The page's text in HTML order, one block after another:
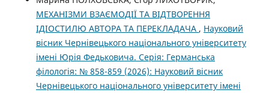
МЕХАНІЗМИ ВЗАЄМОДІЇ ТА ВІДТВОРЕННЯ
ІДІОСТИЛЮ АВТОРА ТА ПЕРЕКЛАДАЧА , Науковий
вісник Чернівецького національного університету
імені Юрія Федьковича. Серія: Германська
філологія: № 858-859 (2026): Науковий вісник
Чернівецького національного університету імені